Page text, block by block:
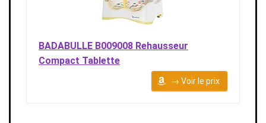
BADABULLE B009008 Rehausseur
Compact Tablette
→ Voir le prix